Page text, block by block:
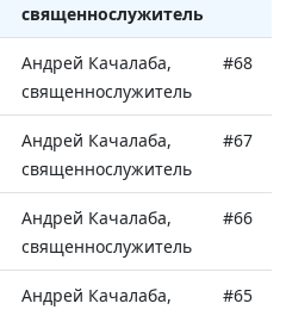
священнослужитель
Андрей Качалаба,
священнослужитель
#68
Андрей Качалаба,
священнослужитель
#67
Андрей Качалаба,
священнослужитель
#66
Андрей Качалаба,
#65